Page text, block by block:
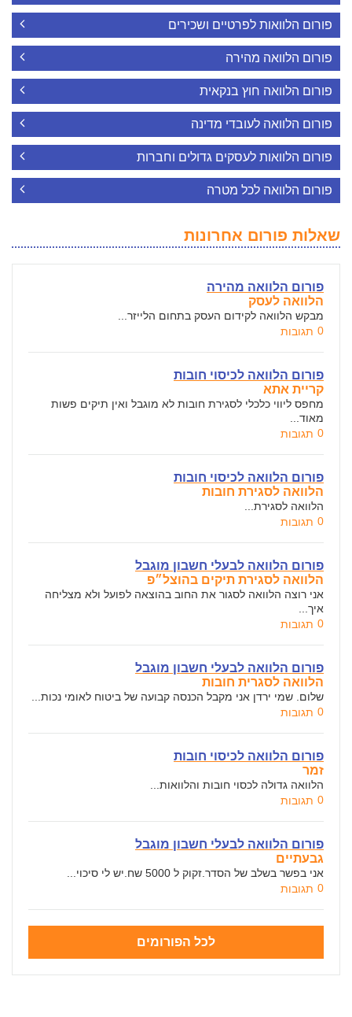
פורום הלוואות לפרטיים ושכירים
פורום הלוואה מהירה
פורום הלוואה חוץ בנקאית
פורום הלוואה לעובדי מדינה
פורום הלוואות לעסקים גדולים וחברות
פורום הלוואה לכל מטרה
שאלות פורום אחרונות
פורום הלוואה מהירה
הלוואה לעסק
מבקש הלוואה לקידום העסק בתחום הלייזר...
תגובות 0
פורום הלוואה לכיסוי חובות
קריית אתא
מחפס ליווי כלכלי לסגירת חובות לא מוגבל ואין תיקים פשות
מאוד...
תגובות 0
פורום הלוואה לכיסוי חובות
הלוואה לסגירת חובות
הלוואה לסגירת...
תגובות 0
פורום הלוואה לבעלי חשבון מוגבל
הלוואה לסגירת תיקים בהוצל״פ
אני רוצה הלוואה לסגור את החוב בהוצאה לפועל ולא מצליחה
איך...
תגובות 0
פורום הלוואה לבעלי חשבון מוגבל
הלוואה לסגרית חובות
שלום. שמי ירדן אני מקבל הכנסה קבועה של ביטוח לאומי נכות...
תגובות 0
פורום הלוואה לכיסוי חובות
זמר
הלוואה גדולה לכסוי חובות והלוואות...
תגובות 0
פורום הלוואה לבעלי חשבון מוגבל
גבעתיים
אני בפשר בשלב של הסדר.זקוק ל 5000 שח.יש לי סיכוי...
תגובות 0
לכל הפורומים